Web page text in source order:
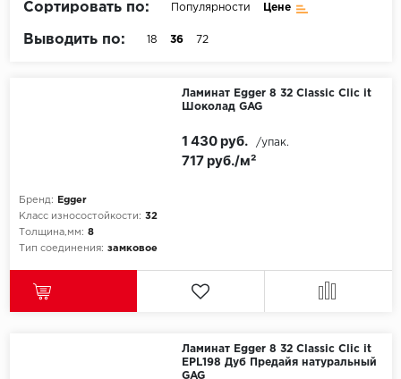
FineFloor
Forbo
Сортировать по: Популярности Цене
Выводить по: 18 36 72
Ламинат Egger 8 32 Classic Clic it
Шоколад GAG
Бренд:
Egger
Класс износостойкости: 32
Толщина,мм: 8
Тип соединения: замковое
717 руб./м²
1 430 руб. /упак.
Ламинат Egger 8 32 Classic Clic it
EPL198 Дуб Предайя натуральный
GAG